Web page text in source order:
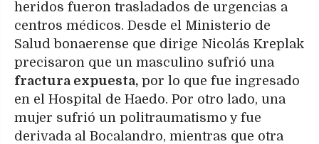
heridos fueron trasladados de urgencias a
centros médicos. Desde el Ministerio de
Salud bonaerense que dirige Nicolás Kreplak
precisaron que un masculino sufrió una
fractura expuesta, por lo que fue ingresado
en el Hospital de Haedo. Por otro lado, una
mujer sufrió un politraumatismo y fue
derivada al Bocalandro, mientras que otra